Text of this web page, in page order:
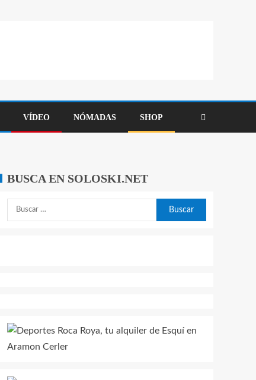
VÍDEO NÓMADAS SHOP
BUSCA EN SOLOSKI.NET